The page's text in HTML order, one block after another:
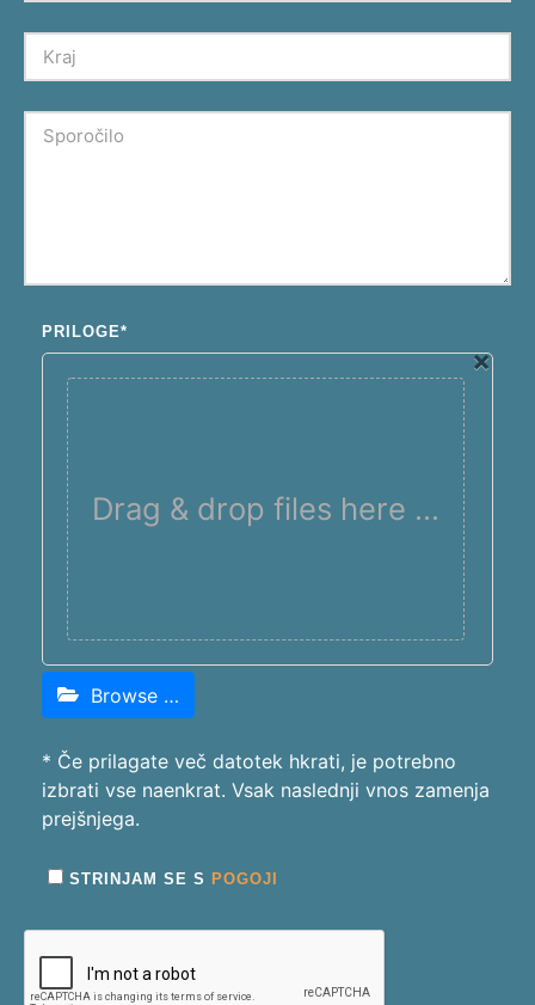
PRILOGE*
×
Drag & drop files here …
Browse …
* Če prilagate več datotek hkrati, je potrebno
izbrati vse naenkrat. Vsak naslednji vnos zamenja
prejšnjega.
STRINJAM SE S POGOJI